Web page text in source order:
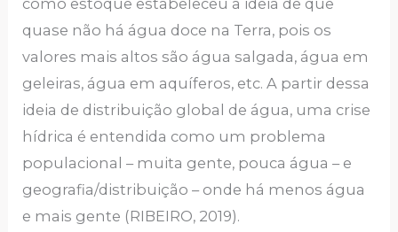
quase não há água doce na Terra, pois os
valores mais altos são água salgada, água em
geleiras, água em aquíferos, etc. A partir dessa
ideia de distribuição global de água, uma crise
hídrica é entendida como um problema
populacional – muita gente, pouca água – e
geografia/distribuição – onde há menos água
e mais gente (RIBEIRO, 2019).